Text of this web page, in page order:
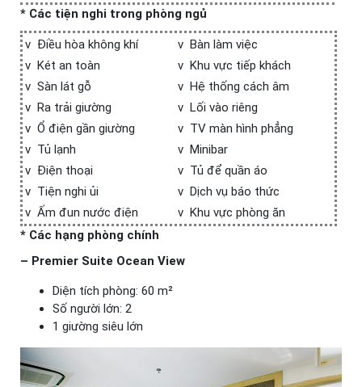
* Các tiện nghi trong phòng ngủ
v Điều hòa không khí
v Bàn làm việc
v Két an toàn
v Khu vực tiếp khách
v Sàn lát gỗ
v Hệ thống cách âm
v Ra trải giường
v Lối vào riêng
v Ổ điện gần giường
v TV màn hình phẳng
v Tủ lạnh
v Minibar
v Điện thoại
v Tủ để quần áo
v Tiện nghi ủi
v Dịch vụ báo thức
v Ấm đun nước điện
v Khu vực phòng ăn
* Các hạng phòng chính
– Premier Suite Ocean View
Diện tích phòng: 60 m²
Số người lớn: 2
1 giường siêu lớn